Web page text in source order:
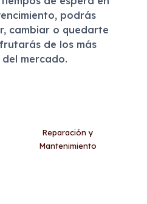
podrás
cambiar o quedarte
de los más
mercado.
Reparación y
Mantenimiento